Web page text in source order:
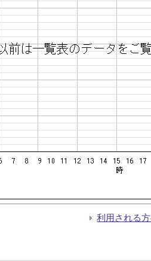
利用される